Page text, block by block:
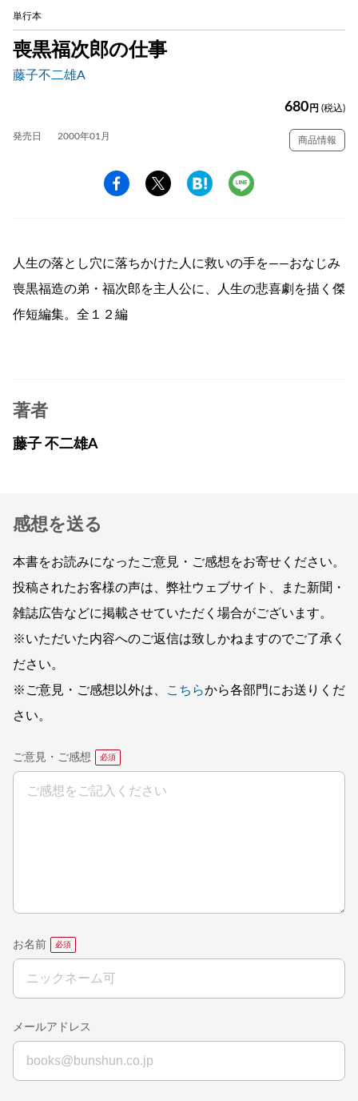
単行本
喪黒福次郎の仕事
藤子不二雄A
680 円 (税込)
発売日 2000年01月 商品情報
人生の落とし穴に落ちかけた人に救いの手を――おなじみ
喪黒福造の弟・福次郎を主人公に、人生の悲喜劇を描く傑
作短編集。全１２編
著者
藤子 不二雄A
感想を送る
本書をお読みになったご意見・ご感想をお寄せください。
投稿されたお客様の声は、弊社ウェブサイト、また新聞・
雑誌広告などに掲載させていただく場合がございます。
※いただいた内容へのご返信は致しかねますのでご了承く
ださい。
※ご意見・ご感想以外は、
こちらから各部門にお送りくだ
さい。
ご意見・ご感想
お名前
メールアドレス